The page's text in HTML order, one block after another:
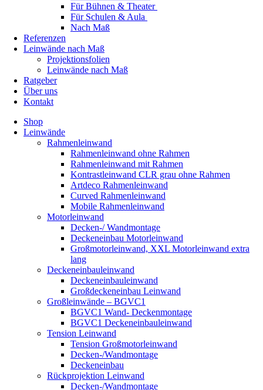
Für Bühnen & Theater
Für Schulen & Aula
Nach Maß
Referenzen
Leinwände nach Maß
Projektionsfolien
Leinwände nach Maß
Ratgeber
Über uns
Kontakt
Shop
Leinwände
Rahmenleinwand
Rahmenleinwand ohne Rahmen
Rahmenleinwand mit Rahmen
Kontrastleinwand CLR grau ohne Rahmen
Artdeco Rahmenleinwand
Curved Rahmenleinwand
Mobile Rahmenleinwand
Motorleinwand
Decken-/ Wandmontage
Deckeneinbau Motorleinwand
Großmotorleinwand, XXL Motorleinwand extra
lang
Deckeneinbauleinwand
Deckeneinbauleinwand
Großdeckeneinbau Leinwand
Großleinwände – BGVC1
BGVC1 Wand- Deckenmontage
BGVC1 Deckeneinbauleinwand
Tension Leinwand
Tension Großmotorleinwand
Decken-/Wandmontage
Deckeneinbau
Rückprojektion Leinwand
Decken-/Wandmontage